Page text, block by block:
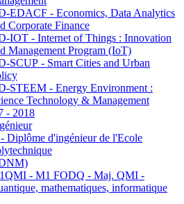
EDACF - Economics, Data Analytics
Corporate Finance
IOT - Internet of Things : Innovation
Management Program (IoT)
SCUP - Smart Cities and Urban
STEEM - Energy Environment :
Technology & Management
- 2018
Diplôme d'ingénieur de l'Ecole
- M1 FODQ - Maj. QMI -
mathematiques, informatique